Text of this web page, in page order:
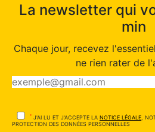
La newsletter qui
min
Chaque jour, recevez
ne rien rater de
* J'AI LU ET J'ACCEPTE LA NOTICE LÉGALE ,
PROTECTION DES DONNÉES PERSONNELLES